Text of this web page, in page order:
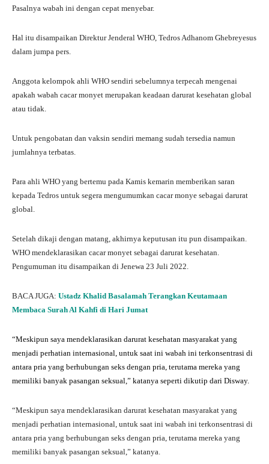
Pasalnya wabah ini dengan cepat menyebar.
Hal itu disampaikan Direktur Jenderal WHO, Tedros Adhanom Ghebreyesus
dalam jumpa pers.
Anggota kelompok ahli WHO sendiri sebelumnya terpecah mengenai
apakah wabah cacar monyet merupakan keadaan darurat kesehatan global
atau tidak.
Untuk pengobatan dan vaksin sendiri memang sudah tersedia namun
jumlahnya terbatas.
Para ahli WHO yang bertemu pada Kamis kemarin memberikan saran
kepada Tedros untuk segera mengumumkan cacar monye sebagai darurat
global.
Setelah dikaji dengan matang, akhirnya keputusan itu pun disampaikan.
WHO mendeklarasikan cacar monyet sebagai darurat kesehatan.
Pengumuman itu disampaikan di Jenewa 23 Juli 2022.
BACA JUGA: Ustadz Khalid Basalamah Terangkan Keutamaan
Membaca Surah Al Kahfi di Hari Jumat
“Meskipun saya mendeklarasikan darurat kesehatan masyarakat yang
menjadi perhatian internasional, untuk saat ini wabah ini terkonsentrasi di
antara pria yang berhubungan seks dengan pria, terutama mereka yang
memiliki banyak pasangan seksual,” katanya seperti dikutip dari Disway.
“Meskipun saya mendeklarasikan darurat kesehatan masyarakat yang
menjadi perhatian internasional, untuk saat ini wabah ini terkonsentrasi di
antara pria yang berhubungan seks dengan pria, terutama mereka yang
memiliki banyak pasangan seksual,” katanya.